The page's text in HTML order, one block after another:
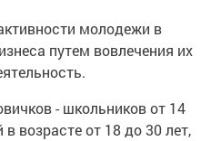
молодежи в
путем вовлечения их
- школьников от 14
возрасте от 18 до 30 лет,